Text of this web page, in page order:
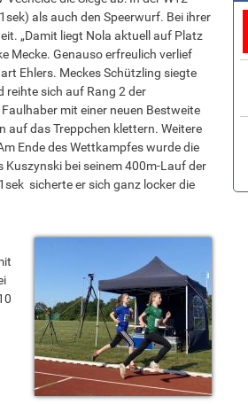
als auch den Speerwurf. Bei ihrer
„Damit liegt Nola aktuell auf Platz
Mecke. Genauso erfreulich verlief
Ehlers. Meckes Schützling siegte
reihte sich auf Rang 2 der
mit einer neuen Bestweite
auf das Treppchen klettern. Weitere
Ende des Wettkampfes wurde die
bei seinem 400m-Lauf der
sicherte er sich ganz locker die